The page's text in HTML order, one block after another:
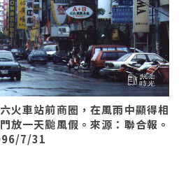
火車站前商圈，在風雨中顯得相
放一天颱風假。來源：聯合報。
7/31